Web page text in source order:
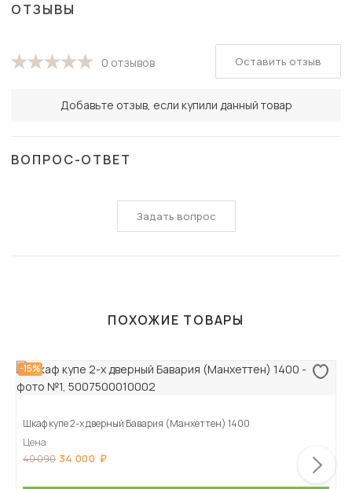
ОТЗЫВЫ
0 отзывов
Добавьте отзыв, если купили данный товар
Оставить отзыв
ВОПРОС-ОТВЕТ
Задать вопрос
ПОХОЖИЕ ТОВАРЫ
-15%
Шкаф купе 2-х дверный Бавария (Манхеттен) 1400
Цена
40 090 34 000